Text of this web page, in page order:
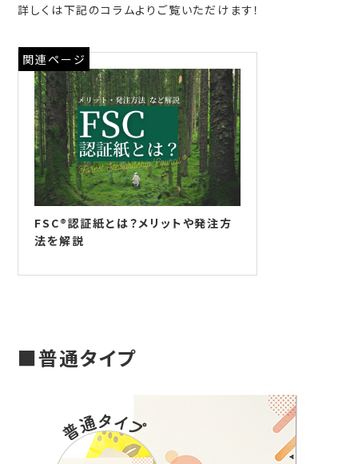
詳しくは下記のコラムよりご覧いただけます！
関連ページ
FSC®認証紙とは？メリットや発注方
法を解説
■普通タイプ